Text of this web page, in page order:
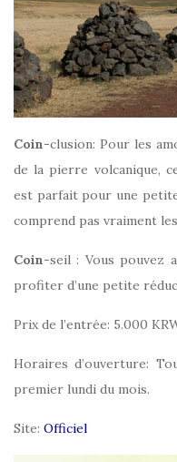
Coin-clusion: Pour les
de la pierre volcanique,
est parfait pour une
comprend pas vraiment
Coin-seil : Vous pouvez
profiter d’une petite
Prix de l’entrée: 5.000
Horaires d’ouverture:
premier lundi du mois.
Site: Officiel